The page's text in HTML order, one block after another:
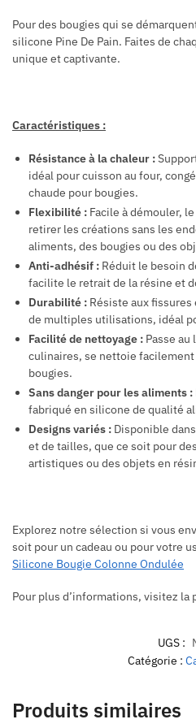
Pour des bougies qui se
silicone Pine De Pain. Faites de
unique et captivante.
Caractéristiques :
Résistance à la chaleur :
idéal pour cuisson au four,
chaude pour bougies.
Flexibilité : Facile à démouler,
retirer les créations sans les
aliments, des bougies ou des
Anti-adhésif : Réduit le besoin
facilite le retrait de la résine et
Durabilité : Résiste aux
de multiples utilisations, idéal
Facilité de nettoyage : Passe
culinaires, se nettoie facilement
bougies.
Sans danger pour les aliments :
fabriqué en silicone de qualité
Designs variés : Disponible
et de tailles, que ce soit pour
artistiques ou des objets en
Explorez notre sélection si vous
soit pour un cadeau ou pour votre
Silicone Bougie Colonne Ondulée
Pour plus d’informations, visitez la
UGS :
Catégorie :
Produits similaires